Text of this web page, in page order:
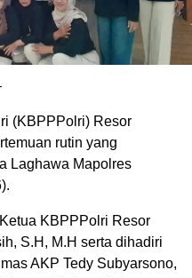
(KBPPPolri) Resor
rutin yang
Laghawa Mapolres
KBPPPolri Resor
S.H, M.H serta dihadiri
AKP Tedy Subyarsono,